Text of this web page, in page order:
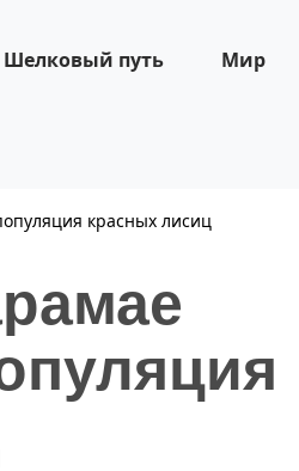
Шелковый путь Мир
красных лисиц